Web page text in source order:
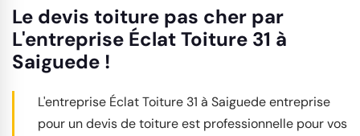
Le devis toiture pas cher par
L'entreprise Éclat Toiture 31 à
Saiguede !
L'entreprise Éclat Toiture 31 à Saiguede entreprise
pour un devis de toiture est professionnelle pour vos